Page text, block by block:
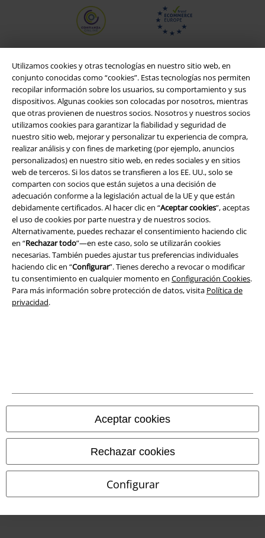
Utilizamos cookies y otras tecnologías en nuestro sitio web, en
conjunto conocidas como “cookies”. Estas tecnologías nos permiten
recopilar información sobre los usuarios, su comportamiento y sus
dispositivos. Algunas cookies son colocadas por nosotros, mientras
que otras provienen de nuestros socios. Nosotros y nuestros socios
utilizamos cookies para garantizar la fiabilidad y seguridad de
nuestro sitio web, mejorar y personalizar tu experiencia de compra,
realizar análisis y con fines de marketing (por ejemplo, anuncios
personalizados) en nuestro sitio web, en redes sociales y en sitios
web de terceros. Si los datos se transfieren a los EE. UU., solo se
comparten con socios que están sujetos a una decisión de
adecuación conforme a la legislación actual de la UE y que están
debidamente certificados. Al hacer clic en “Aceptar cookies”, aceptas
el uso de cookies por parte nuestra y de nuestros socios.
Alternativamente, puedes rechazar el consentimiento haciendo clic
en “Rechazar todo”—en este caso, solo se utilizarán cookies
necesarias. También puedes ajustar tus preferencias individuales
haciendo clic en “Configurar”. Tienes derecho a revocar o modificar
tu consentimiento en cualquier momento en Configuración Cookies.
Para más información sobre protección de datos, visita Política de
privacidad.
Aceptar cookies
Rechazar cookies
Configurar
Legal
Términos y Condiciones
Aviso Legal
Ley protección de datos
Eliminación de residuos y protección del medioambiente
Declaración de Conformidad
© 1986-2026 E.M.P. Merchandising HGmbH
Tiendas EMP online